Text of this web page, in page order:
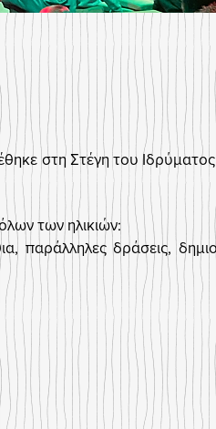
στη Στέγη του
των ηλικιών:
παράλληλες δράσεις,